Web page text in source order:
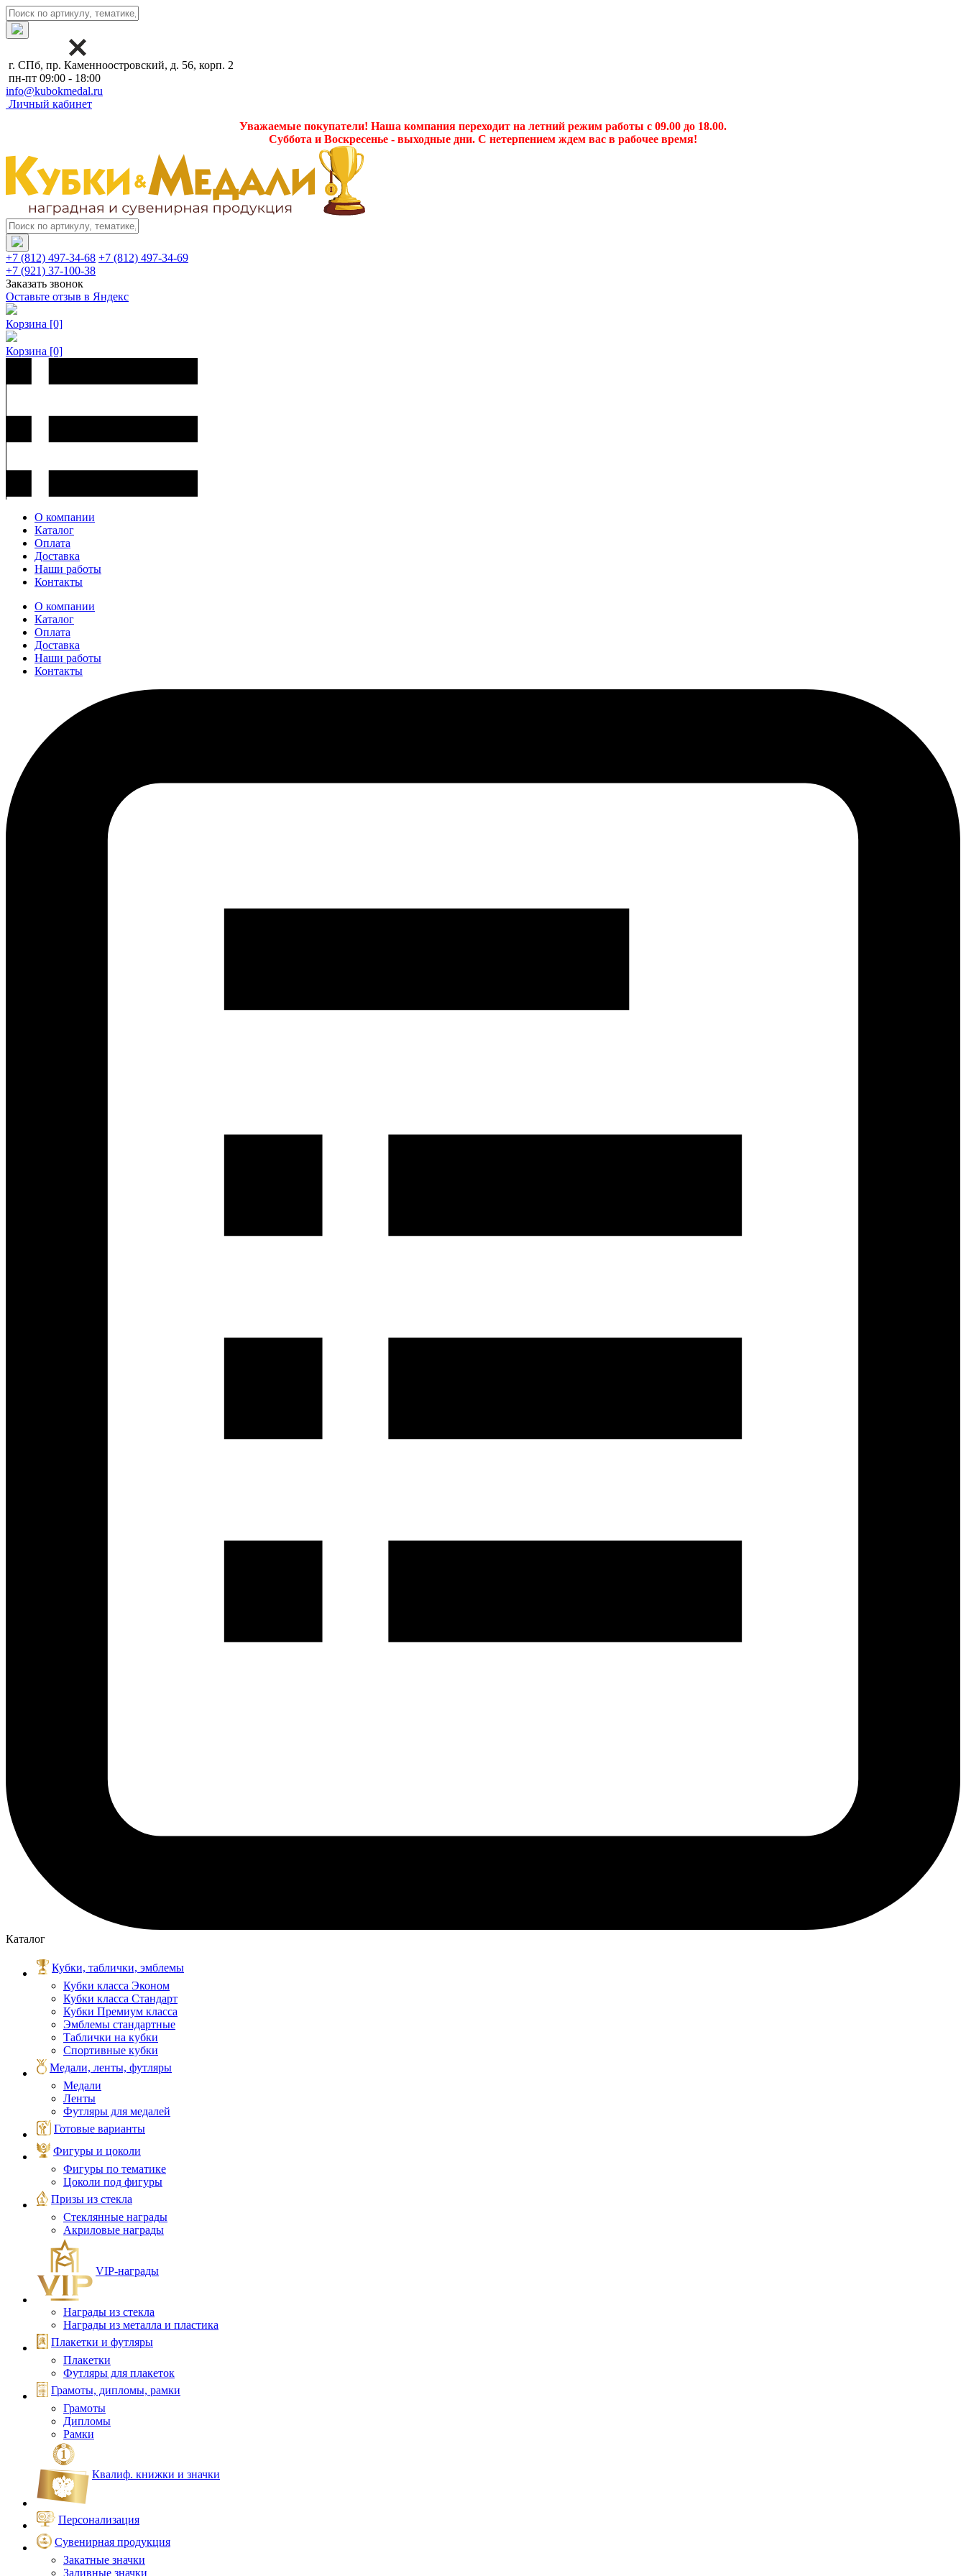
г. СПб, пр. Каменноостровский, д. 56, корп. 2
пн-пт 09:00 - 18:00
info@kubokmedal.ru
Личный кабинет
Уважаемые покупатели! Наша компания переходит на летний режим работы с 09.00 до 18.00.
Суббота и Воскресенье - выходные дни. С нетерпением ждем вас в рабочее время!
+7 (812) 497-34-68 +7 (812) 497-34-69
+7 (921) 37-100-38
Заказать звонок
Оставьте отзыв в Яндекс
Корзина [0]
Корзина [0]
О компании
Каталог
Оплата
Доставка
Наши работы
Контакты
О компании
Каталог
Оплата
Доставка
Наши работы
Контакты
Каталог
Кубки, таблички, эмблемы
Кубки класса Эконом
Кубки класса Стандарт
Кубки Премиум класса
Эмблемы стандартные
Таблички на кубки
Спортивные кубки
Медали, ленты, футляры
Медали
Ленты
Футляры для медалей
Готовые варианты
Фигуры и цоколи
Фигуры по тематике
Цоколи под фигуры
Призы из стекла
Стеклянные награды
Акриловые награды
VIP‑награды
Награды из стекла
Награды из металла и пластика
Плакетки и футляры
Плакетки
Футляры для плакеток
Грамоты, дипломы, рамки
Грамоты
Дипломы
Рамки
Квалиф. книжки и значки
Персонализация
Сувенирная продукция
Закатные значки
Заливные значки